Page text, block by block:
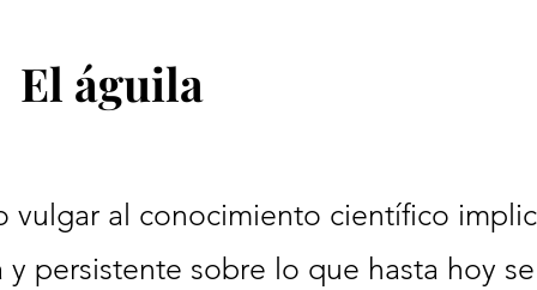
El águila
vulgar al conocimiento científico
persistente sobre lo que hasta hoy se